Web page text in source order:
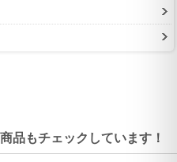
品もチェックしています！